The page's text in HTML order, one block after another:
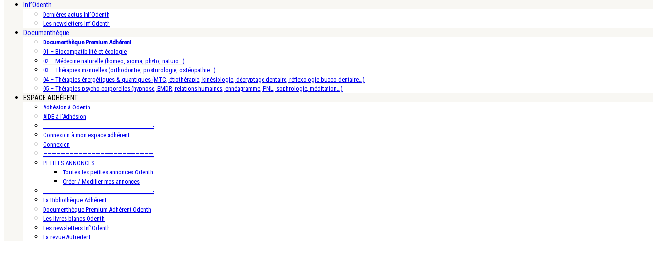
Inf’Odenth
Dernières actus Inf’Odenth
Les newsletters Inf’Odenth
Documenthèque
Documenthèque Premium Adhérent
01 – Biocompatibilité et écologie
02 – Médecine naturelle (homeo, aroma, phyto, naturo…)
03 – Thérapies manuelles (orthodontie, posturologie, ostéopathie…)
04 – Thérapies énergétiques & quantiques (MTC, étiothérapie, kinésiologie, décryptage dentaire, réflexologie bucco-dentaire…)
05 – Thérapies psycho-corporelles (hypnose, EMDR, relations humaines, ennéagramme, PNL, sophrologie, méditation…)
ESPACE ADHÉRENT
Adhésion à Odenth
AIDE à l’Adhésion
—————————————————————————-
Connexion à mon espace adhérent
Connexion
—————————————————————————-
PETITES ANNONCES
Toutes les petites annonces Odenth
Créer / Modifier mes annonces
—————————————————————————-
La Bibliothèque Adhérent
Documenthèque Premium Adhérent Odenth
Les livres blancs Odenth
Les newsletters Inf’Odenth
La revue Autredent